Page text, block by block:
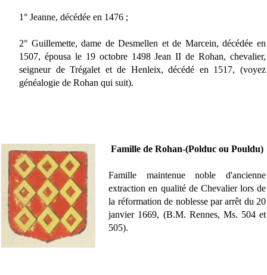
1° Jeanne, décédée en 1476 ;
2° Guillemette, dame de Desmellen et de Marcein, décédée en
1507, épousa le 19 octobre 1498 Jean II de Rohan, chevalier,
seigneur de Trégalet et de Henleix, décédé en 1517, (voyez
généalogie de Rohan qui suit).
Famille de Rohan-(Polduc ou Pouldu)
Famille maintenue noble d'ancienne
extraction en qualité de Chevalier lors de
la réformation de noblesse par arrêt du 20
janvier 1669, (B.M. Rennes, Ms. 504 et
505).